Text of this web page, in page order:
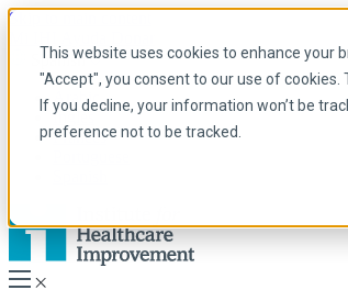
This website uses cookies to enhance your
"Accept", you consent to our use of
If you decline, your information won’t be
preference not to be tracked.
Skip to main content
Spanish
Arabic
Inglés
Francés